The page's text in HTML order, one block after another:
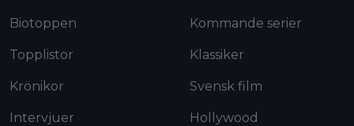
Biotoppen
Topplistor
Krönikor
Intervjuer
Kommande serier
Klassiker
Svensk film
Hollywood